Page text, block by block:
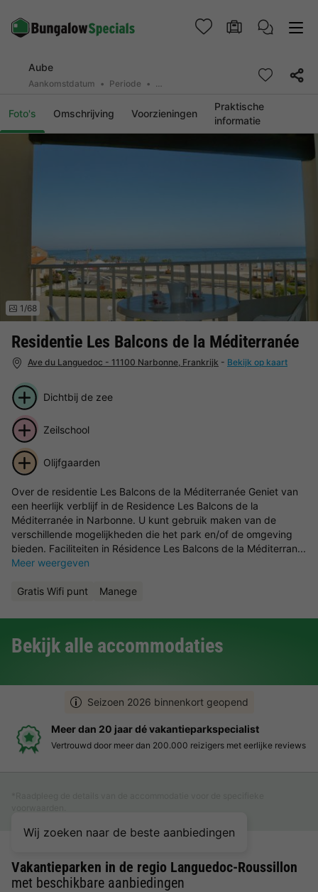
Aube
Aankomstdatum Periode 2 personen, 0 huisdier
Foto's Omschrijving Voorzieningen
Praktische
informatie
Residentie Les Balcons de la Méditerranée
Ave du Languedoc - 11100 Narbonne, Frankrijk - Bekijk op kaart
1/68
Dichtbij de zee
Zeilschool
Olijfgaarden
Over de residentie Les Balcons de la Méditerranée Geniet van
een heerlijk verblijf in de Residence Les Balcons de la
Méditerranée in Narbonne. U kunt gebruik maken van de
verschillende mogelijkheden die het park en/of de omgeving
bieden. Faciliteiten in Résidence Les Balcons de la Méditerran...
Meer weergeven
Gratis Wifi punt Manege
Bekijk alle accommodaties
Seizoen 2026 binnenkort geopend
dan 20 jaar dé vakantieparkspecialist
door meer dan 200.000 reizigers met eerlijke reviews
Wij zoeken naar de beste aanbiedingen
Vakantieparken in de regio Languedoc-Roussillon
met beschikbare aanbiedingen